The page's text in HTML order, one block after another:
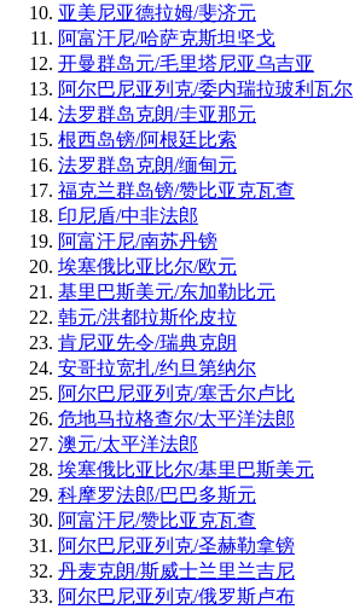
亚美尼亚德拉姆/斐济元
阿富汗尼/哈萨克斯坦坚戈
开曼群岛元/毛里塔尼亚乌吉亚
阿尔巴尼亚列克/委内瑞拉玻利瓦尔
法罗群岛克朗/圭亚那元
根西岛镑/阿根廷比索
法罗群岛克朗/缅甸元
福克兰群岛镑/赞比亚克瓦查
印尼盾/中非法郎
阿富汗尼/南苏丹镑
埃塞俄比亚比尔/欧元
基里巴斯美元/东加勒比元
韩元/洪都拉斯伦皮拉
肯尼亚先令/瑞典克朗
安哥拉宽扎/约旦第纳尔
阿尔巴尼亚列克/塞舌尔卢比
危地马拉格查尔/太平洋法郎
澳元/太平洋法郎
埃塞俄比亚比尔/基里巴斯美元
科摩罗法郎/巴巴多斯元
阿富汗尼/赞比亚克瓦查
阿尔巴尼亚列克/圣赫勒拿镑
丹麦克朗/斯威士兰里兰吉尼
阿尔巴尼亚列克/俄罗斯卢布